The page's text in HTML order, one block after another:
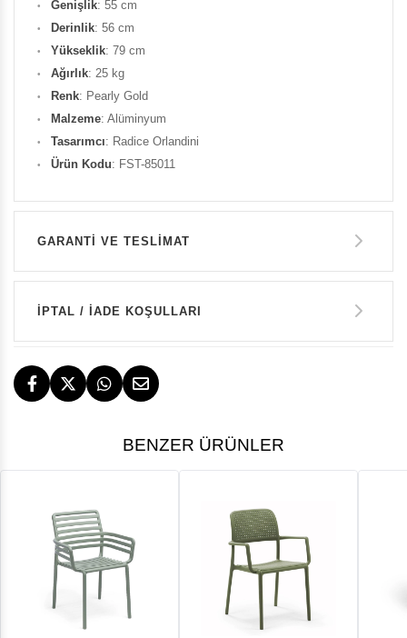
Genişlik: 55 cm
Derinlik: 56 cm
Yükseklik: 79 cm
Ağırlık: 25 kg
Renk: Pearly Gold
Malzeme: Alüminyum
Tasarımcı: Radice Orlandini
Ürün Kodu: FST-85011
GARANTİ VE TESLİMAT
GARANTİ
İPTAL / İADE KOŞULLARI
GERİ ÖDEMELER
BENZER ÜRÜNLER